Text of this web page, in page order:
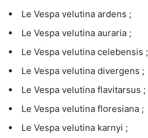
Le Vespa velutina ardens ;
Le Vespa velutina auraria ;
Le Vespa velutina celebensis ;
Le Vespa velutina divergens ;
Le Vespa velutina flavitarsus ;
Le Vespa velutina floresiana ;
Le Vespa velutina karnyi ;